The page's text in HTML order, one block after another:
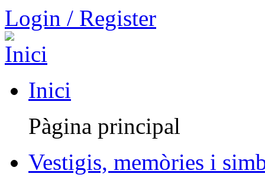
Login / Register
Inici
Pàgina principal
Vestigis, memòries i